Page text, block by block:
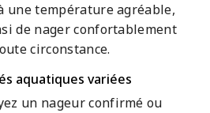
une température agréable,
de nager confortablement
circonstance.
aquatiques variées
un nageur confirmé ou